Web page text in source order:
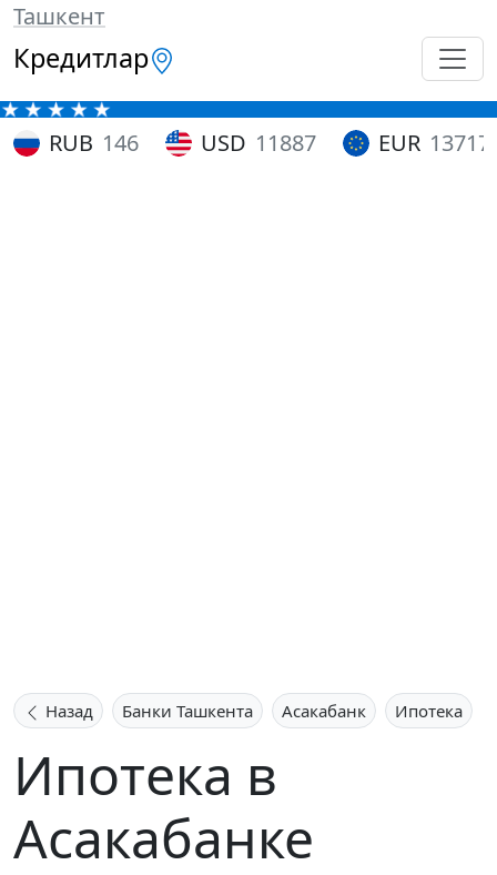
Ташкент
Кредитлар
RUB 146 USD 11887 EUR 13717
Назад Банки Ташкента Асакабанк Ипотека
Ипотека в
Асакабанке